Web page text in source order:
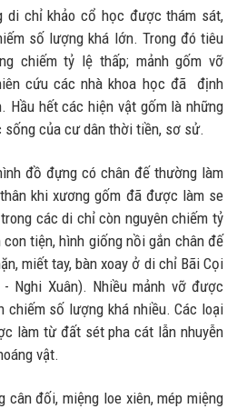
di chỉ khảo cổ học được thám sát,
số lượng khá lớn. Trong đó tiêu
chiếm tỷ lệ thấp; mảnh gốm vỡ
cứu các nhà khoa học đã định
Hầu hết các hiện vật gốm là những
sống của cư dân thời tiền, sơ sử.
đồ đựng có chân đế thường làm
khi xương gốm đã được làm se
các di chỉ còn nguyên chiếm tỷ
tiện, hình giống nồi gắn chân đế
miết tay, bàn xoay ở di chỉ Bãi Cọi
Nghi Xuân). Nhiều mảnh vỡ được
chiếm số lượng khá nhiều. Các loại
làm từ đất sét pha cát lẫn nhuyễn
vật.
cân đối, miệng loe xiên, mép miệng